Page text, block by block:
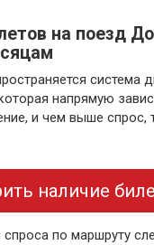
на поезд
система
напрямую
и чем выше спрос,
наличие
по маршруту